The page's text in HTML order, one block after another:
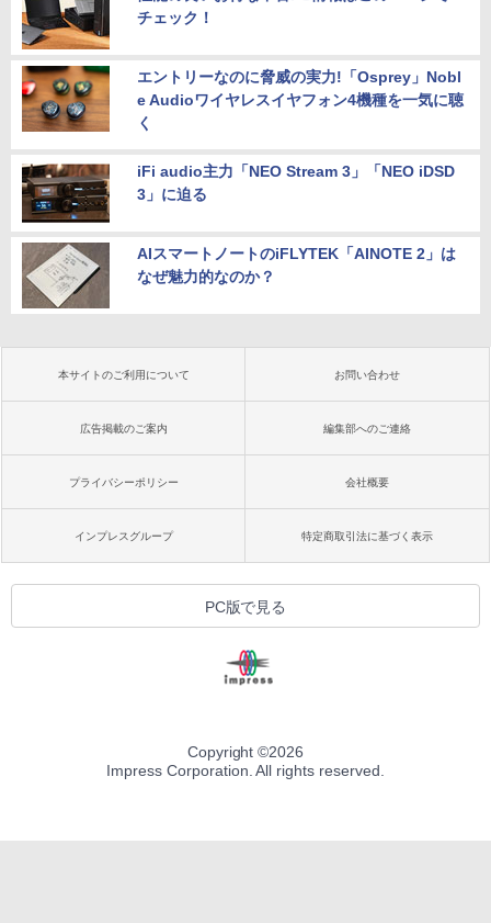
チェック！
エントリーなのに脅威の実力!「Osprey」Nobl
e Audioワイヤレスイヤフォン4機種を一気に聴
く
iFi audio主力「NEO Stream 3」「NEO iDSD
3」に迫る
AIスマートノートのiFLYTEK「AINOTE 2」は
なぜ魅力的なのか？
本サイトのご利用について お問い合わせ
広告掲載のご案内 編集部へのご連絡
プライバシーポリシー 会社概要
インプレスグループ 特定商取引法に基づく表示
PC版で見る
Copyright ©2026
Impress Corporation. All rights reserved.